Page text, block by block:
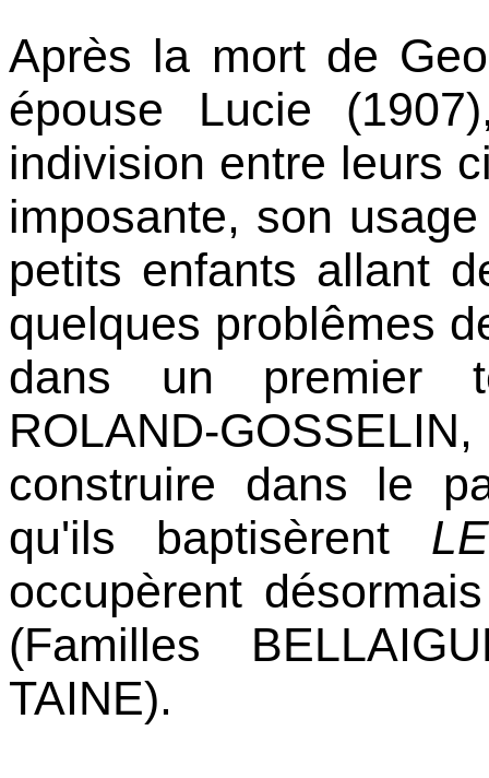
Après la mort de
épouse Lucie
indivision entre leurs
imposante, son
petits enfants allant
quelques problêmes
dans un premier
ROLAND-
construire dans le
qu'ils baptisèrent
occupèrent
(Familles
TAINE).